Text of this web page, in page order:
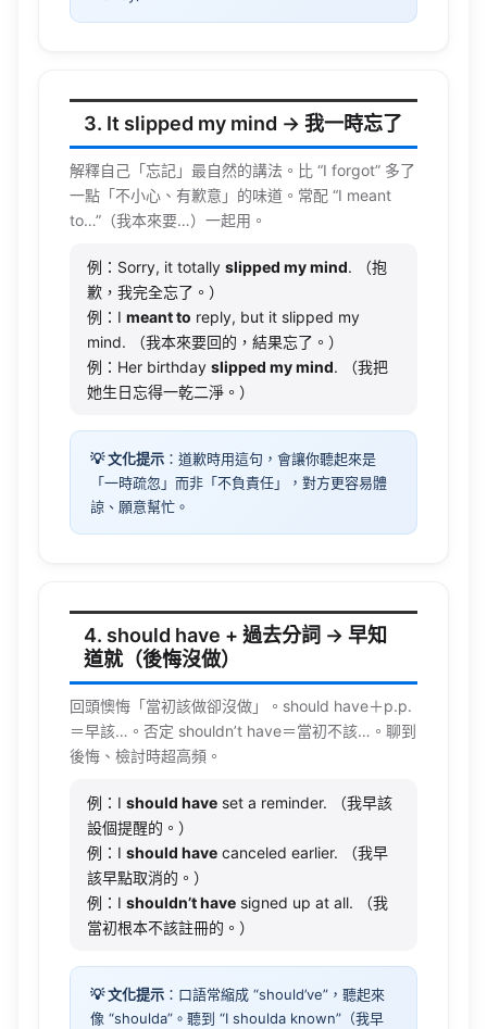
3. It slipped my mind → 我一時忘了
解釋自己「忘記」最自然的講法。比 “I forgot” 多了
一點「不小心、有歉意」的味道。常配 “I meant
to…”（我本來要…）一起用。
例：Sorry, it totally slipped my mind. （抱
歉，我完全忘了。）
例：I meant to reply, but it slipped my
mind. （我本來要回的，結果忘了。）
例：Her birthday slipped my mind. （我把
她生日忘得一乾二淨。）
💡 文化提示 ：道歉時用這句，會讓你聽起來是
「一時疏忽」而非「不負責任」，對方更容易體
諒、願意幫忙。
4. should have + 過去分詞 → 早知
道就（後悔沒做）
回頭懊悔「當初該做卻沒做」。should have＋p.p.
＝早該…。否定 shouldn’t have＝當初不該…。聊到
後悔、檢討時超高頻。
例：I should have set a reminder. （我早該
設個提醒的。）
例：I should have canceled earlier. （我早
該早點取消的。）
例：I shouldn’t have signed up at all. （我
當初根本不該註冊的。）
💡 文化提示 ：口語常縮成 “should’ve”，聽起來
像 “shoulda”。聽到 “I shoulda known”（我早